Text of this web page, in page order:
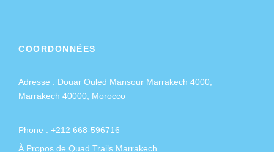
COORDONNÉES
Adresse : Douar Ouled Mansour Marrakech 4000,
Marrakech 40000, Morocco
Phone : +212 668-596716
À Propos de Quad Trails Marrakech